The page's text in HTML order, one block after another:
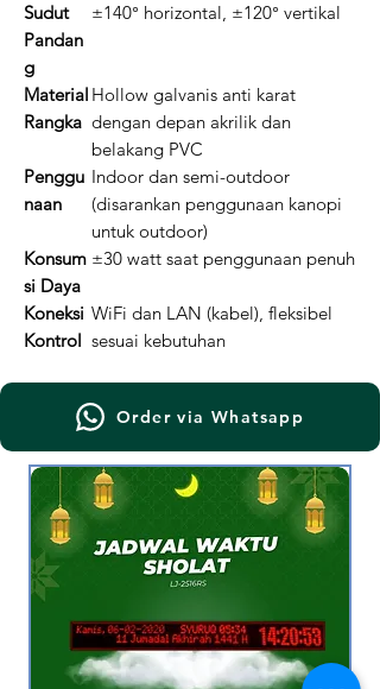
Sudut
Pandan
g
±140° horizontal, ±120° vertikal
Material
Rangka
Hollow galvanis anti karat
dengan depan akrilik dan
belakang PVC
Penggu
naan
Indoor dan semi-outdoor
(disarankan penggunaan kanopi
untuk outdoor)
Konsum
si Daya
±30 watt saat penggunaan penuh
Koneksi
Kontrol
WiFi dan LAN (kabel), fleksibel
sesuai kebutuhan
Order via Whatsapp